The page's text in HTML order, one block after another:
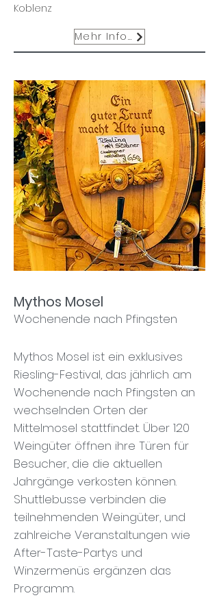
Koblenz
Mehr Infos
Mythos Mosel
Wochenende nach Pfingsten
Mythos Mosel ist ein exklusives
Riesling-Festival, das jährlich am
Wochenende nach Pfingsten an
wechselnden Orten der
Mittelmosel stattfindet. Über 120
Weingüter öffnen ihre Türen für
Besucher, die die aktuellen
Jahrgänge verkosten können.
Shuttlebusse verbinden die
teilnehmenden Weingüter, und
zahlreiche Veranstaltungen wie
After-Taste-Partys und
Winzermenüs ergänzen das
Programm.